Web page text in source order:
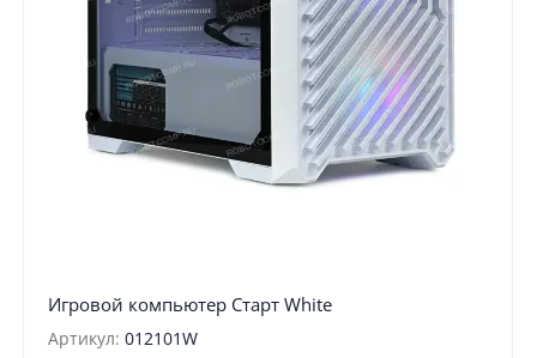
Игровой компьютер Старт White
Артикул: 012101W